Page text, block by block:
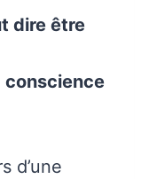
dire être
conscience
d’une